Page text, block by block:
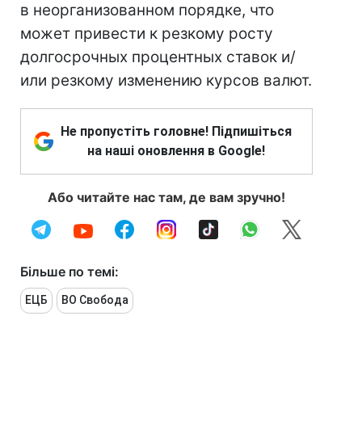
в неорганизованном порядке, что
может привести к резкому росту
долгосрочных процентных ставок и/
или резкому изменению курсов валют.
Не пропустіть головне! Підпишіться
на наші оновлення в Google!
Або читайте нас там, де вам зручно!
Більше по темі:
ЕЦБ ВО Свобода